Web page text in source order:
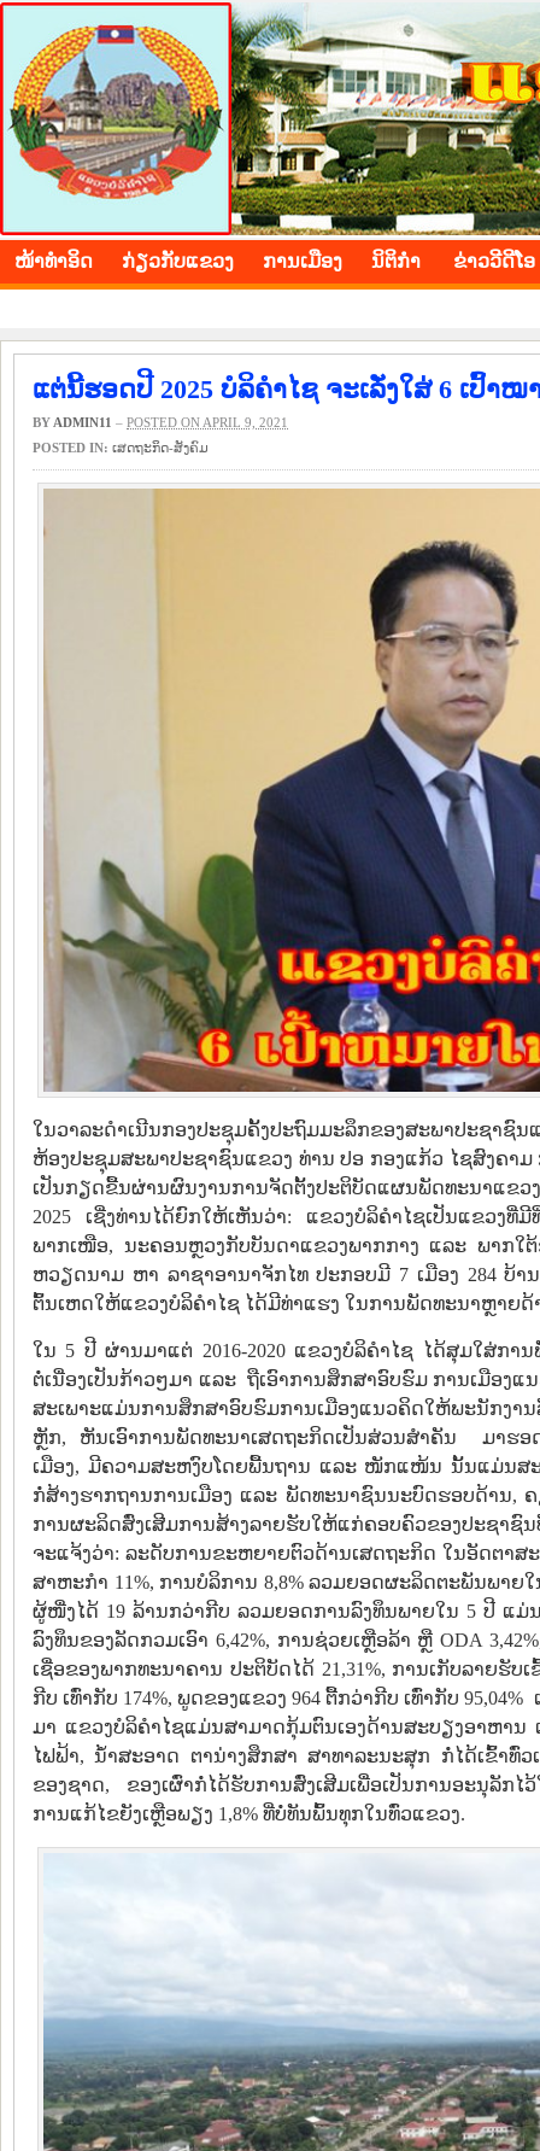
BOLIKHAMXAY PROVINCE
ໜ້າ​ທຳ​ອິດ ​ກ່ຽວ​ກັບ​ແຂວງ ​ການ​ເມືອງ ນິ​ຕິ​ກຳ ຂ່າວ​ວີ​ດີ​ໂອ
ແຕ່ນີ້ຮອດປີ 2025 ບໍລິຄໍາໄຊ ຈະເລັ່ງໃສ່ 6 ເປົ້າ
BY ADMIN11 – POSTED ON APRIL 9, 2021
POSTED IN: ​ເສດ​ຖະ​ກິດ-ສັງ​ຄົມ
ໃນວາລະດໍາເນີນກອງປະຊຸມຄັ້ງປະຖົມມະລຶກຂອງສະພາປະຊາຊົ
ຫ້ອງປະຊຸມສະພາປະຊາຊົນແຂວງ ທ່ານ ປອ ກອງແກ້ວ ໄຊສົງຄາ
ເປັນກຽດຂື້ນຜ່ານຜົນງານການຈັດຕັ້ງປະຕິບັດແຜນພັດທະນາແຂ
2025 ເຊີ່ງທ່ານໄດ້ຍົກໃຫ້ເຫັນວ່າ: ແຂວງບໍລິຄໍາໄຊເປັນແຂວງທີ່ມີ
ພາກເໜືອ, ນະຄອນຫຼວງກັບບັນດາແຂວງພາກກາງ ແລະ ພາກໃ
ຫວຽດນາມ ຫາ ລາຊາອານາຈັກໄທ ປະກອບມີ 7 ເມືອງ 284 ບ້າ
ຕົ້ນເຫດໃຫ້ແຂວງບໍລິຄໍາໄຊ ໄດ້ມີທ່າແຮງ ໃນການພັດທະນາຫຼາຍດ້
ໃນ 5 ປີ ຜ່ານມາແຕ່ 2016-2020 ແຂວງບໍລິຄໍາໄຊ ໄດ້ສຸມໃສ່ກາ
ຕໍ່ເນື່ອງເປັນກ້າວໆມາ ແລະ ຖືເອົາການສຶກສາອົບຮົມ ການເມືອງ
ສະເພາະແມ່ນການສຶກສາອົບຮົມການເມືອງແນວຄິດໃຫ້ພະນັກງ
ຫຼັກ, ຫັນເອົາການພັດທະນາເສດຖະກິດເປັນສ່ວນສຳຄັນ ມາຮອ
ເມືອງ, ມີຄວາມສະຫງົບໂດຍພື້ນຖານ ແລະ ໜັກແໜ້ນ ນັ້ນແມ່ນສ
ກໍ່ສ້າງຮາກຖານການເມືອງ ແລະ ພັດທະນາຊົນນະບົດຮອບດ້ານ,
ການຜະລິດສົ່ງເສີມການສ້າງລາຍຮັບໃຫ້ແກ່ຄອບຄົວຂອງປະຊາ
ຈະແຈ້ງວ່າ: ລະດັບການຂະຫຍາຍຕົວດ້ານເສດຖະກິດ ໃນອັດຕາສ
ສາຫະກໍາ 11%, ການບໍລິການ 8,8% ລວມຍອດຜະລິດຕະພັນພາຍ
ຜູ້ໜື່ງໄດ້ 19 ລ້ານກວ່າກີບ ລວມຍອດການລົງທຶນພາຍໃນ 5 ປີ ແມ່
ລົງທຶນຂອງລັດກວມເອົາ 6,42%, ການຊ່ວຍເຫຼືອລ້າ ຫຼື ODA
ເຊື່ອຂອງພາກທະນາຄານ ປະຕິບັດໄດ້ 21,31%, ການເກັບລາຍຮັບ
ກີບ ເທົ່າກັບ 174%, ພູດຂອງແຂວງ 964 ຕື້ກວ່າກີບ ເທົ່າກັບ
ມາ ແຂວງບໍລິຄໍາໄຊແມ່ນສາມາດກຸ້ມຕົນເອງດ້ານສະບຽງອາຫາ
ໄຟຟ້າ, ນໍ້າສະອາດ ຕານ່າງສຶກສາ ສາທາລະນະສຸກ ກໍ່ໄດ້ເຂົ້າທົ່
ຂອງຊາດ, ຂອງເຜົ່າກໍ່ໄດ້ຮັບການສົ່ງເສີມເພື່ອເປັນການອະນຸລັ
ການແກ້ໄຂຍັງເຫຼືອພຽງ 1,8% ທີ່ບໍ່ທັນພົ້ນທຸກໃນທົ່ວແຂວງ.